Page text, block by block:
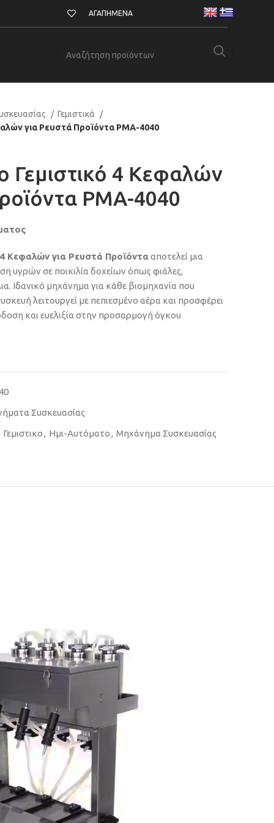
ΑΓΑΠΗΜΈΝΑ
Γεμιστικά
για Ρευστά Προϊόντα PMA-4040
Γεμιστικό 4 Κεφαλών
PMA-4040
Κεφαλών για Ρευστά Προϊόντααποτελεί μια
υγρών σε ποικιλία δοχείων όπως φιάλες,
Ιδανικό μηχάνημα για κάθε βιομηχανία που
λειτουργεί με πεπιεσμένο αέρα και προσφέρει
και ευελιξία στην προσαρμογή όγκου
Συσκευασίας
Γεμιστικο, Ημι-Αυτόματο, Μηχάνημα Συσκευασίας